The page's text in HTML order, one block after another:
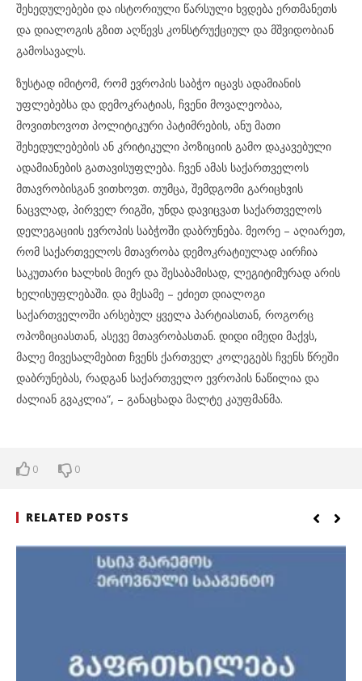
შეხედულებები და ისტორიული წარსული ხვდება ერთმანეთს
და დიალოგის გზით აღწევს კონსტრუქციულ და მშვიდობიან
გამოსავალს.
ზუსტად იმიტომ, რომ ევროპის საბჭო იცავს ადამიანის
უფლებებსა და დემოკრატიას, ჩვენი მოვალეობაა,
მოვითხოვოთ პოლიტიკური პატიმრების, ანუ მათი
შეხედულებების ან კრიტიკული პოზიციის გამო დაკავებული
ადამიანების გათავისუფლება. ჩვენ ამას საქართველოს
მთავრობისგან ვითხოვთ. თუმცა, შემდგომი გარიცხვის
ნაცვლად, პირველ რიგში, უნდა დავიცვათ საქართველოს
დელეგაციის ევროპის საბჭოში დაბრუნება. მეორე – აღიარეთ,
რომ საქართველოს მთავრობა დემოკრატიულად აირჩია
საკუთარი ხალხის მიერ და შესაბამისად, ლეგიტიმურად არის
ხელისუფლებაში. და მესამე – ეძიეთ დიალოგი
საქართველოში არსებულ ყველა პარტიასთან, როგორც
ოპოზიციასთან, ასევე მთავრობასთან. დიდი იმედი მაქვს,
მალე მივესალმებით ჩვენს ქართველ კოლეგებს ჩვენს წრეში
დაბრუნებას, რადგან საქართველო ევროპის ნაწილია და
ძალიან გვაკლია“, – განაცხადა მალტე კაუფმანმა.
0 0
RELATED POSTS